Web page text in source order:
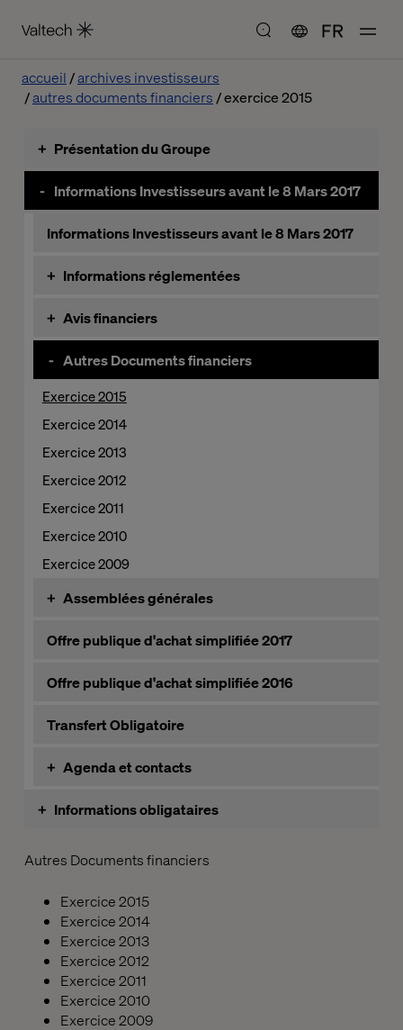
FR
accueil
archives investisseurs
autres documents financiers
exercice 2015
+ Présentation du Groupe
Valtech SE
Organigramme
Notre histoire
- Informations Investisseurs avant le 8 Mars 2017
Informations Investisseurs avant le 8 Mars 2017
+ Informations réglementées
Rapports financiers annuels
Rapports financiers semestriels
Informations trimestrielles
Nombre d'actions et de droits de vote
Honoraires des contrôleurs légaux
Gouvernance d'entreprise et Contrôle interne
Informations relatives au rachat d'actions
Informations relatives au contrat de liquidité
+ Avis financiers
Année 2017
Année 2016
- Autres Documents financiers
Exercice 2015
Exercice 2014
Exercice 2013
Exercice 2012
Exercice 2011
Exercice 2010
Exercice 2009
+ Assemblées générales
Assemblées générales
Année 2015
Année 2014
Année 2012
Année 2011
Offre publique d'achat simplifiée 2017
Offre publique d'achat simplifiée 2016
Transfert Obligatoire
+ Agenda et contacts
Année 2016
Année 2014
+ Informations obligataires
Autres informations
Autres Documents financiers
Exercice 2015
Exercice 2014
Exercice 2013
Exercice 2012
Exercice 2011
Exercice 2010
Exercice 2009